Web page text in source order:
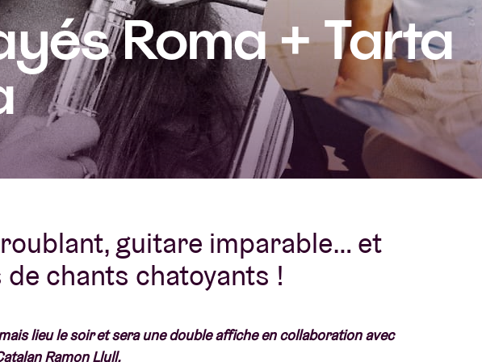
À propos de l'AB
Contact
Roma + Tarta
guitare imparable… et
chants chatoyants !
lieu le soir et sera une double affiche en collaboration avec
Ramon Llull.